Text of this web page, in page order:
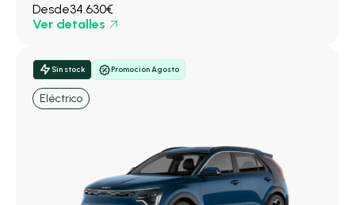
Desde34.630€
Ver detalles
Sin stock Promoción Agosto
Eléctrico